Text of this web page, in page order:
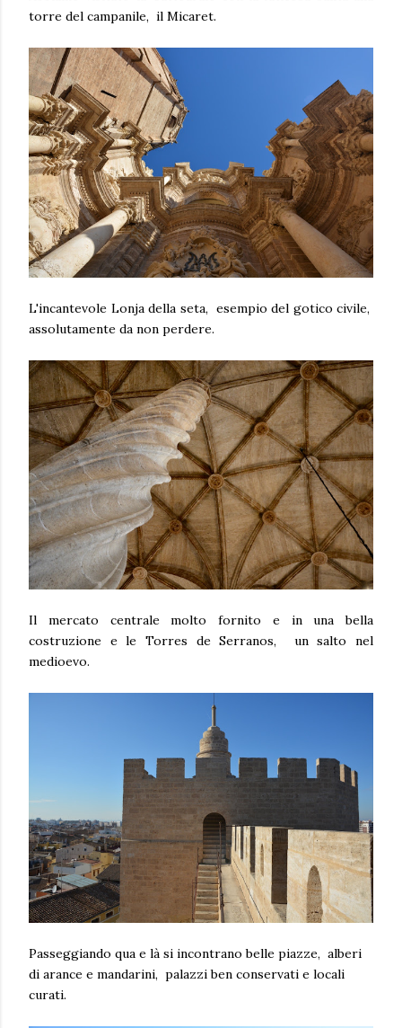
torre del campanile, il Micaret.
L'incantevole Lonja della seta, esempio del gotico civile,
assolutamente da non perdere.
Il mercato centrale molto fornito e in una bella
costruzione e le Torres de Serranos, un salto nel
medioevo.
Passeggiando qua e là si incontrano belle piazze, alberi
di arance e mandarini, palazzi ben conservati e locali
curati.